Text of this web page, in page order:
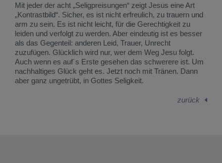
Mit jeder der acht „Seligpreisungen“ zeigt Jesus eine Art
„Kontrastbild“. Sicher, es ist nicht erfreulich, zu trauern und
arm zu sein. Es ist nicht leicht, für die Gerechtigkeit zu
leiden und verfolgt zu werden. Aber eindeutig ist es besser
als das Gegenteil: anderen Leid, Trauer, Unrecht
zuzufügen. Glücklich wird nur, wer dem Weg Jesu folgt.
Auch wenn es auf´s Erste gesehen das schwerere ist. Um
nachhaltiges Glück geht es. Jetzt noch mit Tränen. Dann
aber ganz ungetrübt, in Gottes Seligkeit.
zurück